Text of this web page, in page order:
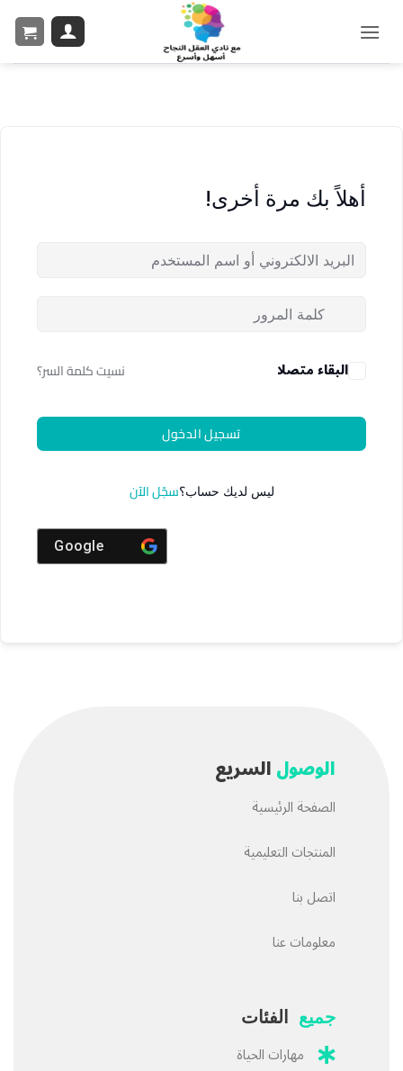
أهلاً بك مرة أخرى!
البقاء متصلا نسيت كلمة السر؟
تسجيل الدخول
ليس لديك حساب؟سجّل الآن
Google
الوصولالسريع
الصفحة الرئيسية
المنتجات التعليمية
اتصل بنا
معلومات عنا
جميع الفئات
مهارات الحياة